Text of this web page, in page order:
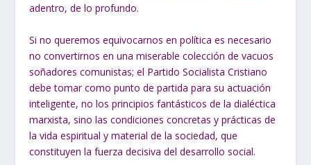
adentro, de lo profundo.
Si no queremos equivocarnos en política es necesario
no convertirnos en una miserable colección de vacuos
soñadores comunistas; el Partido Socialista Cristiano
debe tomar como punto de partida para su actuación
inteligente, no los principios fantásticos de la dialéctica
marxista, sino las condiciones concretas y prácticas de
la vida espiritual y material de la sociedad, que
constituyen la fuerza decisiva del desarrollo social.